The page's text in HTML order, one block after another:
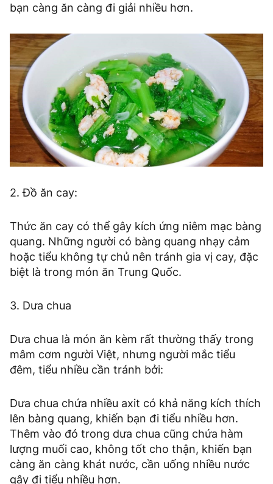
bạn càng ăn càng đi giải nhiều hơn.
2. Đồ ăn cay:
Thức ăn cay có thể gây kích ứng niêm mạc bàng
quang. Những người có bàng quang nhạy cảm
hoặc tiểu không tự chủ nên tránh gia vị cay, đặc
biệt là trong món ăn Trung Quốc.
3. Dưa chua
Dưa chua là món ăn kèm rất thường thấy trong
mâm cơm người Việt, nhưng người mắc tiểu
đêm, tiểu nhiều cần tránh bởi:
Dưa chua chứa nhiều axit có khả năng kích thích
lên bàng quang, khiến bạn đi tiểu nhiều hơn.
Thêm vào đó trong dưa chua cũng chứa hàm
lượng muối cao, không tốt cho thận, khiến bạn
càng ăn càng khát nước, cần uống nhiều nước
gây đi tiểu nhiều hơn.